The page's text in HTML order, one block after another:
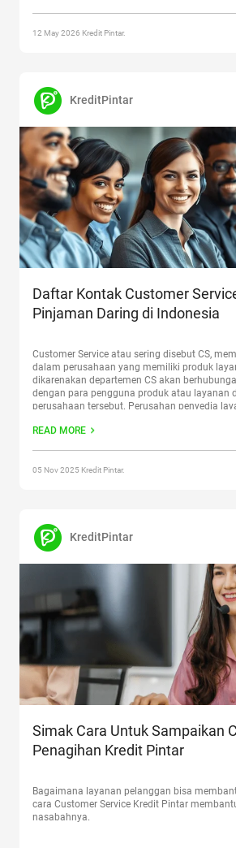
12 May 2026 Kredit Pintar.
KreditPintar
Daftar Kontak Customer
Pinjaman Daring di Indonesia
Customer Service atau sering disebut CS,
dalam perusahaan yang memiliki produk
dikarenakan departemen CS akan
dengan para pengguna produk atau layanan
perusahaan tersebut. Perusahan penyedia
dan bisa memberikan solusi atas masalah
READ MORE
05 Nov 2025 Kredit Pintar.
KreditPintar
Simak Cara Untuk Sampaikan
Penagihan Kredit Pintar
Bagaimana layanan pelanggan bisa
cara Customer Service Kredit Pintar
nasabahnya.